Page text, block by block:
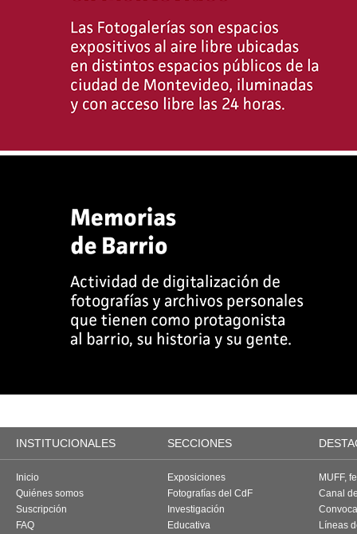
INSTITUCIONALES SECCIONES
Inicio
Quiénes somos
Suscripción
FAQ
Exposiciones
Fotografías del CdF
Investigación
Educativa
MUFF,
Canal
Líneas